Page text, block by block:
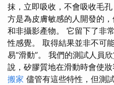
抹，立即吸收，不會吸收毛
方是為皮膚敏感的人開發的
和非攝影產物。 它留下了非
性感覺。 取得結果並非不可
易“滑動”。 我們的測試人員
說，矽膠質地在滑動時會使
搬家 儘管有這些特性，但測